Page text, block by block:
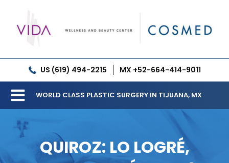
content
US (619) 494-2215 MX +52-664-414-9011
Toggle
Navigation
Our Clinic
Services
WORLD CLASS PLASTIC SURGERY IN TIJUANA, MX
QUIROZ: LO LOGRÉ,